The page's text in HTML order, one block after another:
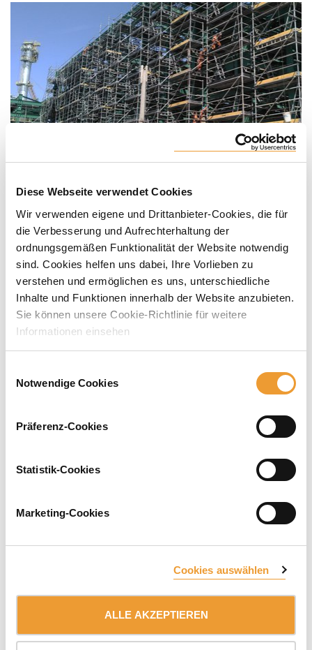
Diese Webseite verwendet Cookies
Wir verwenden eigene und Drittanbieter-Cookies, die für
die Verbesserung und Aufrechterhaltung der
ordnungsgemäßen Funktionalität der Website notwendig
sind. Cookies helfen uns dabei, Ihre Vorlieben zu
verstehen und ermöglichen es uns, unterschiedliche
Inhalte und Funktionen innerhalb der Website anzubieten.
Sie können unsere Cookie-Richtlinie für weitere
Informationen einsehen
Notwendige Cookies
Präferenz-Cookies
Statistik-Cookies
Marketing-Cookies
Cookies auswählen
ALLE AKZEPTIEREN